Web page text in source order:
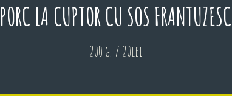
PORC LA CUPTOR CU SOS FRANTUZESC
200 g. / 20lei